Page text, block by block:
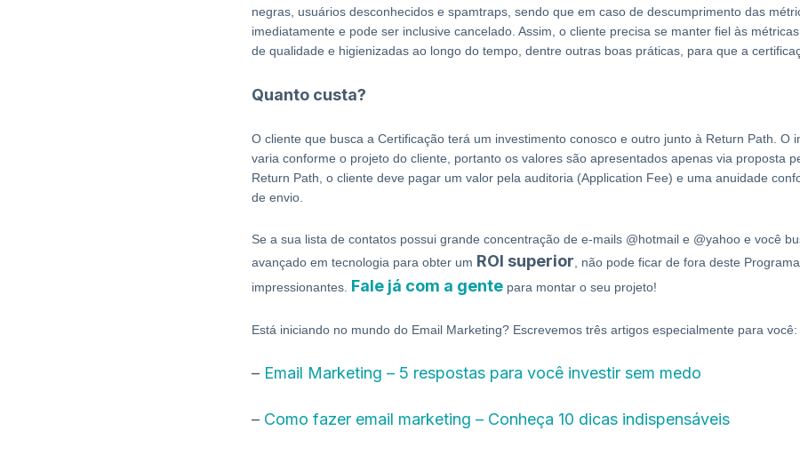
negras, usuários desconhecidos e spamtraps, sendo que em caso de descumprimento das
imediatamente e pode ser inclusive cancelado. Assim, o cliente precisa se manter fiel às
de qualidade e higienizadas ao longo do tempo, dentre outras boas práticas, para que a
Quanto custa?
O cliente que busca a Certificação terá um investimento conosco e outro junto à Return Path. O
varia conforme o projeto do cliente, portanto os valores são apresentados apenas via proposta
Return Path, o cliente deve pagar um valor pela auditoria (Application Fee) e uma anuidade
de envio.
Se a sua lista de contatos possui grande concentração de e-mails @hotmail e @yahoo e você
avançado em tecnologia para obter um ROI superior , não pode ficar de fora deste
impressionantes. Fale já com a gentepara montar o seu projeto!
Está iniciando no mundo do Email Marketing? Escrevemos três artigos especialmente para você:
– Email Marketing – 5 respostas para você investir sem medo
– Como fazer email marketing – Conheça 10 dicas indispensáveis